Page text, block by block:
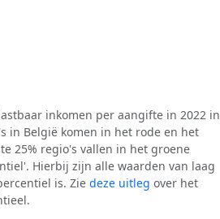
inkomen per aangifte in 2022 in
in België komen in het rode en het
25% regio's vallen in het groene
Hierbij zijn alle waarden van laag
is. Zie deze uitleg over het